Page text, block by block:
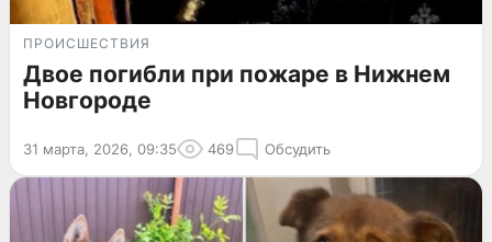
ПРОИСШЕСТВИЯ
Двое погибли при пожаре в Нижнем
Новгороде
31 марта, 2026, 09:35 469 Обсудить